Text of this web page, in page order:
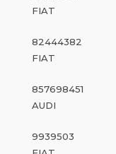
FIAT
82444382
FIAT
857698451
AUDI
9939503